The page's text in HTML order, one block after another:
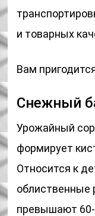
и товарных
Вам
Снежный
Урожайный
формирует
Относится к
облиственные
превышают 60-